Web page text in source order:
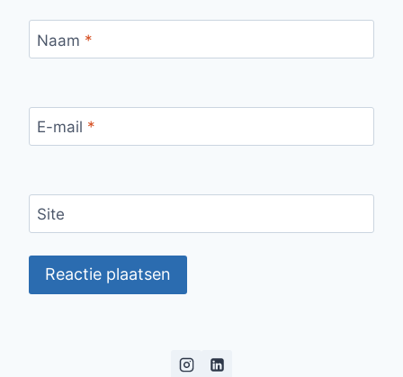
Naam *
E-mail *
Site